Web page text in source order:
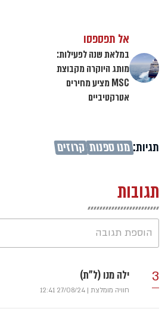
אל תפספסו
במלאת שנה לפעילות:
מותג היוקרה מקבוצת
MSC מציע מחירים
אטרקטיביים
תגיות:מנו ספנות קרוזים
תגובות
הוספת תגובה
3 ילה מנו (ל"ת)
חוויה מומלצת |
27/08/24 12:41